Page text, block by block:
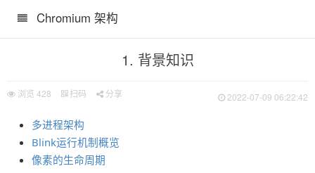
Chromium 架构
1. 背景知识
浏览 428 扫码 分享 2022-07-09 06:22:42
多进程架构
Blink运行机制概览
像素的生命周期